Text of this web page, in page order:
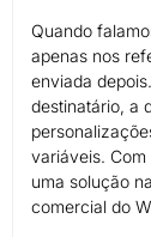
Quando
apenas nos
enviada
destinatário, a
variáveis. Com
uma solução
comercial do